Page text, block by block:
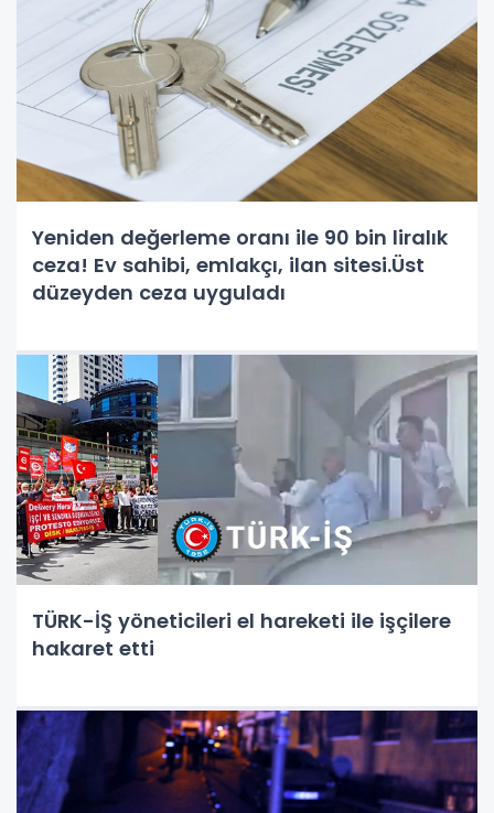
Yeniden değerleme oranı ile 90 bin liralık
ceza! Ev sahibi, emlakçı, ilan sitesi.Üst
düzeyden ceza uyguladı
TÜRK-İŞ yöneticileri el hareketi ile işçilere
hakaret etti